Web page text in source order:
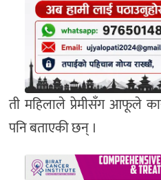
ती महिलाले प्रेमीसँग आफूले
पनि बताएकी छन् ।